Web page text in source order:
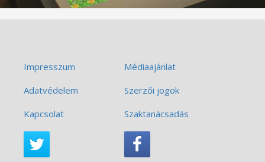
Impresszum
Médiaajánlat
Adatvédelem
Szerzői jogok
Kapcsolat
Szaktanácsadás